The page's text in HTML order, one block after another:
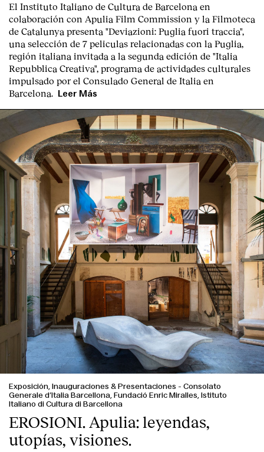
Index
El Instituto Italiano de Cultura de Barcelona en
colaboración con Apulia Film Commission y la Filmoteca
de Catalunya presenta "Deviazioni: Puglia fuori traccia",
una selección de 7 peliculas relacionadas con la Puglia,
región italiana invitada a la segunda edición de "Italia
Repubblica Creativa", programa de actividades culturales
impulsado por el Consulado General de Italia en
Barcelona.
Leer Más
Exposición, Inauguraciones & Presentaciones - Consolato
Generale d’Italia Barcellona, Fundació Enric Miralles, Istituto
Italiano di Cultura di Barcellona
EROSIONI. Apulia: leyendas,
utopías, visiones.